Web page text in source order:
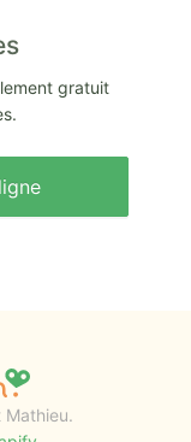
gratuit
Mathieu.